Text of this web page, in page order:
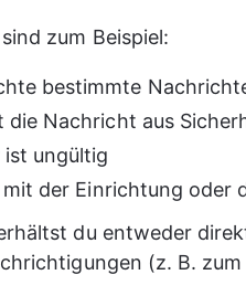
zum Beispiel:
bestimmte
Nachricht aus
ist ungültig
der Einrichtung oder
du entweder
(z. B.